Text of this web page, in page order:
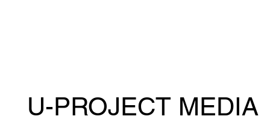
7월 27일 일요일 RIZIN 플라이급 GP 1라
U-PROJECT MEDIA